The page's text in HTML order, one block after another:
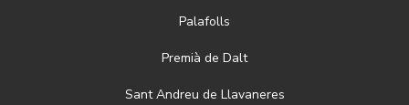
Palafolls
Premià de Dalt
Sant Andreu de Llavaneres